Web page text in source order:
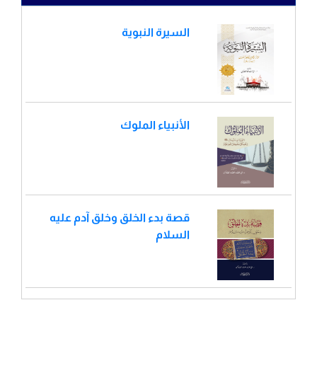
السيرة النبوية
الأنبياء الملوك
قصة بدء الخلق وخلق آدم عليه
السلام